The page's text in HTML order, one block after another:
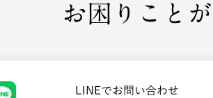
お困りことが
LINEでお問い合わせ